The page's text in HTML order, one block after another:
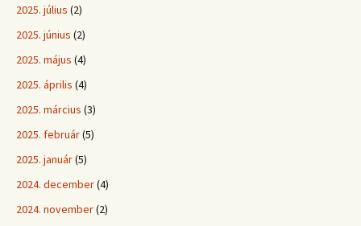
2025. július (2)
2025. június (2)
2025. május (4)
2025. április (4)
2025. március (3)
2025. február(5)
2025. január(5)
2024. december(4)
2024. november(2)